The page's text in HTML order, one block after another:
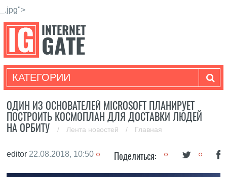
_.jpg">
КАТЕГОРИИ
ОДИН ИЗ ОСНОВАТЕЛЕЙ MICROSOFT ПЛАНИРУЕТ
ПОСТРОИТЬ КОСМОПЛАН ДЛЯ ДОСТАВКИ ЛЮДЕЙ
НА ОРБИТУ
/ Лента новостей / Главная
editor 22.08.2018, 10:50 Поделиться: